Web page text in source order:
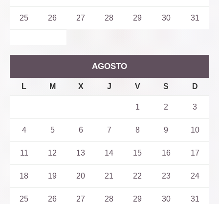
25 26 27 28 29 30 31
AGOSTO
L M X J V S D
1 2 3
4 5 6 7 8 9 10
11 12 13 14 15 16 17
18 19 20 21 22 23 24
25 26 27 28 29 30 31